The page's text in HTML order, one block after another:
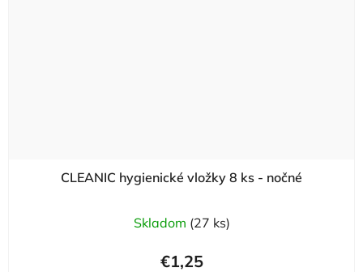
CLEANIC hygienické vložky 8 ks - nočné
Skladom (27 ks)
€1,25